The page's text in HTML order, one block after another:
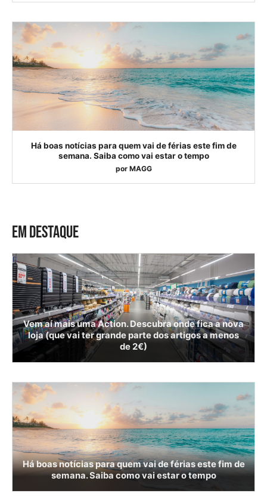
Há boas notícias para quem vai de férias este fim de
semana. Saiba como vai estar o tempo
por MAGG
EM DESTAQUE
Vem aí mais uma Action. Descubra onde fica a nova
loja (que vai ter grande parte dos artigos a menos
de 2€)
Há boas notícias para quem vai de férias este fim de
semana. Saiba como vai estar o tempo